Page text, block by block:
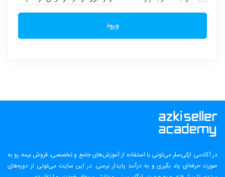
ورود
در آکادمی ازکی‌سلر می‌تونی با استفاده از آموزش‌های جامع و تخصصی، فروش بیمه رو به
صورت حرفه‌ای یاد بگیری و به درآمد پایدار برسی. در این سایت می‌تونی از دوره‌های